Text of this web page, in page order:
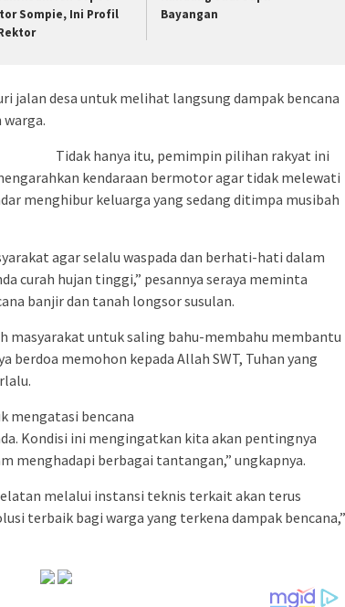
Sompie, Ini Profil
Bayangan
jalan desa untuk melihat langsung dampak bencana
warga.
Tidak hanya itu, pemimpin pilihan rakyat ini
kendaraan bermotor agar tidak melewati
menghibur keluarga yang sedang ditimpa musibah
agar selalu waspada dan berhati-hati dalam
curah hujan tinggi,” pesannya seraya meminta
banjir dan tanah longsor susulan.
masyarakat untuk saling bahu-membahu membantu
berdoa memohon kepada Allah SWT, Tuhan yang
mengatasi bencana
Kondisi ini mengingatkan kita akan pentingnya
menghadapi berbagai tantangan,” ungkapnya.
melalui instansi teknis terkait akan terus
terbaik bagi warga yang terkena dampak bencana,”